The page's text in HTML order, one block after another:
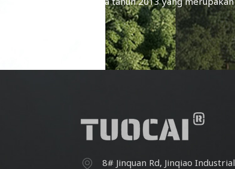
produsen pigmen aluminium yang
berfokus pada kualitas & inovasi.
Setelah upaya terus menerus, staf
yang ada lebih dari 60.
8# Jinquan Rd, Jinqiao Industrial